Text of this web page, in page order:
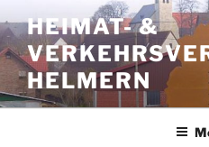
Inhalt
springen
HEIMAT- &
HELMERN